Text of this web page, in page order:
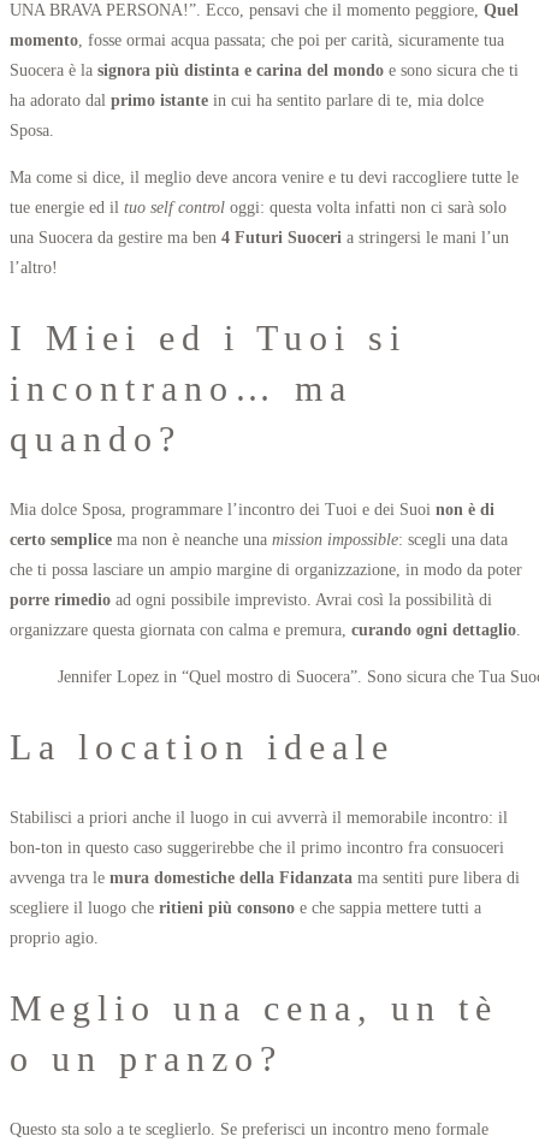
UNA BRAVA PERSONA!”. Ecco, pensavi che il momento peggiore, Quel
momento, fosse ormai acqua passata; che poi per carità, sicuramente tua
Suocera è la signora più distinta e carina del mondo e sono sicura che ti
ha adorato dal primo istante in cui ha sentito parlare di te, mia dolce
Sposa.
Ma come si dice, il meglio deve ancora venire e tu devi raccogliere tutte le
tue energie ed il tuo self control oggi: questa volta infatti non ci sarà solo
una Suocera da gestire ma ben 4 Futuri Suoceri a stringersi le mani l’un
l’altro!
I Miei ed i Tuoi si
incontrano… ma
quando?
Mia dolce Sposa, programmare l’incontro dei Tuoi e dei Suoi non è di
certo semplice ma non è neanche una mission impossible: scegli una data
che ti possa lasciare un ampio margine di organizzazione, in modo da poter
porre rimedio ad ogni possibile imprevisto. Avrai così la possibilità di
organizzare questa giornata con calma e premura, curando ogni dettaglio.
Jennifer Lopez in “Quel mostro di Suocera”. Sono sicura che Tua
La location ideale
Stabilisci a priori anche il luogo in cui avverrà il memorabile incontro: il
bon-ton in questo caso suggerirebbe che il primo incontro fra consuoceri
avvenga tra le mura domestiche della Fidanzata ma sentiti pure libera di
scegliere il luogo che ritieni più consono e che sappia mettere tutti a
proprio agio.
Meglio una cena, un tè
o un pranzo?
Questo sta solo a te sceglierlo. Se preferisci un incontro meno formale